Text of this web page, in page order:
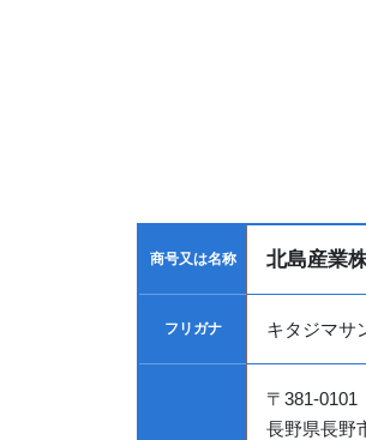
商号又は名称 北島産業
フリガナ キタジマサ
〒 381-0101
長野県長野